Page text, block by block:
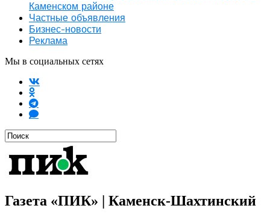
Каменском районе
Частные объявления
Бизнес-новости
Реклама
Мы в социальных сетях
Газета «ПИК» | Каменск-Шахтинский